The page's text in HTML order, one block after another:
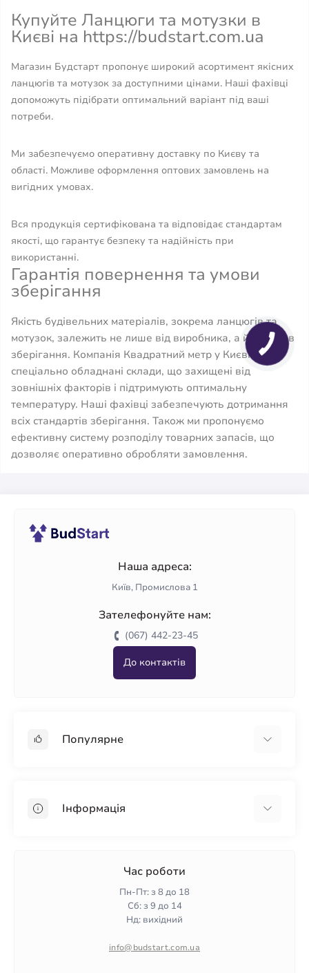
Купуйте Ланцюги та мотузки в
Києві на https://budstart.com.ua
Магазин Будстарт пропонує широкий асортимент якісних
ланцюгів та мотузок за доступними цінами. Наші фахівці
допоможуть підібрати оптимальний варіант під ваші
потреби.
Ми забезпечуємо оперативну доставку по Києву та
області. Можливе оформлення оптових замовлень на
вигідних умовах.
Вся продукція сертифікована та відповідає стандартам
якості, що гарантує безпеку та надійність при
використанні.
Гарантія повернення та умови
зберігання
Якість будівельних матеріалів, зокрема ланцюгів та
мотузок, залежить не лише від виробника, а й від умов
зберігання. Компанія Квадратний метр у Києві має
спеціально обладнані склади, що захищені від
зовнішніх факторів і підтримують оптимальну
температуру. Наші фахівці забезпечують дотримання
всіх стандартів зберігання. Також ми пропонуємо
ефективну систему розподілу товарних запасів, що
дозволяє оперативно обробляти замовлення.
Наша адреса:
Київ, Промислова 1
Зателефонуйте нам:
(067) 442-23-45
До контактів
Популярне
ПінопластІнформація
Гарантія та повернення
Політика конфіденційності
Час роботи
Пн-Пт: з 8 до 18
Сб: з 9 до 14
Нд: вихідний
info@budstart.com.ua